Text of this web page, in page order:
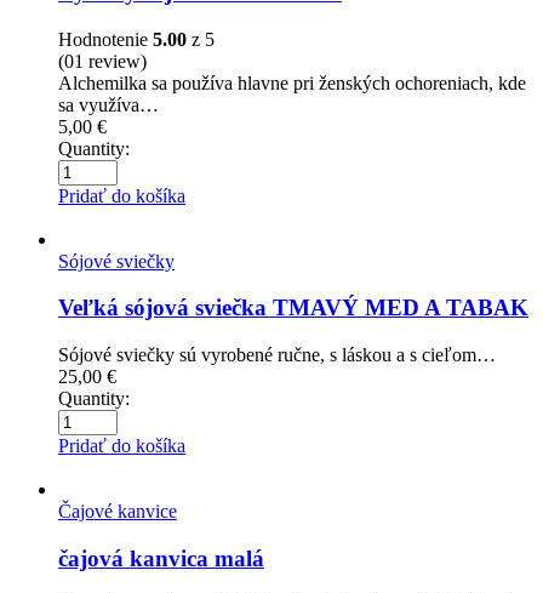
Hodnotenie 5.00 z 5
(01 review)
Alchemilka sa používa hlavne pri ženských ochoreniach, kde
sa využíva…
5,00 €
Quantity:
Pridať do košíka
Sójové sviečky
Veľká sójová sviečka TMAVÝ MED A TABAK
Sójové sviečky sú vyrobené ručne, s láskou a s cieľom…
25,00 €
Quantity:
Pridať do košíka
Čajové kanvice
čajová kanvica malá